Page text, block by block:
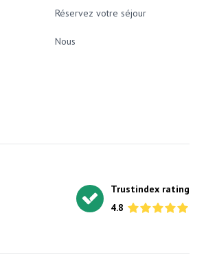
Réservez votre séjour
Nous
Trustindex rating
4.8